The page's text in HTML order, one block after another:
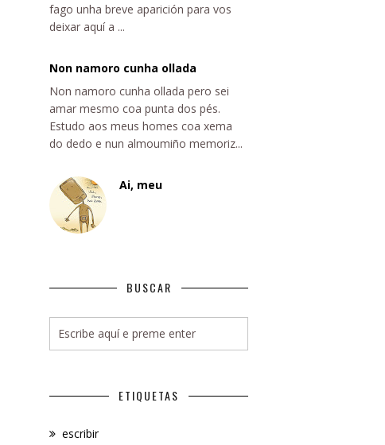
fago unha breve aparición para vos
deixar aquí a ...
Non namoro cunha ollada
Non namoro cunha ollada pero sei
amar mesmo coa punta dos pés.
Estudo aos meus homes coa xema
do dedo e nun almoumiño memoriz...
Ai, meu
BUSCAR
ETIQUETAS
escribir